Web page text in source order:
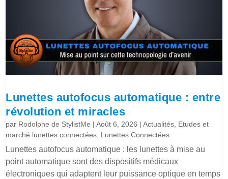
Lunettes autofocus automatique : entre
révolution et miracles
par Rodolphe de StylistMe |Août 6, 2026 |Actualités, Etudes et
marché lunettes connectées, Lunettes Connectées
Lunettes autofocus automatique : les lunettes à mise au
point automatique sont des dispositifs médicaux
électroniques qui adaptent leur puissance optique en temps